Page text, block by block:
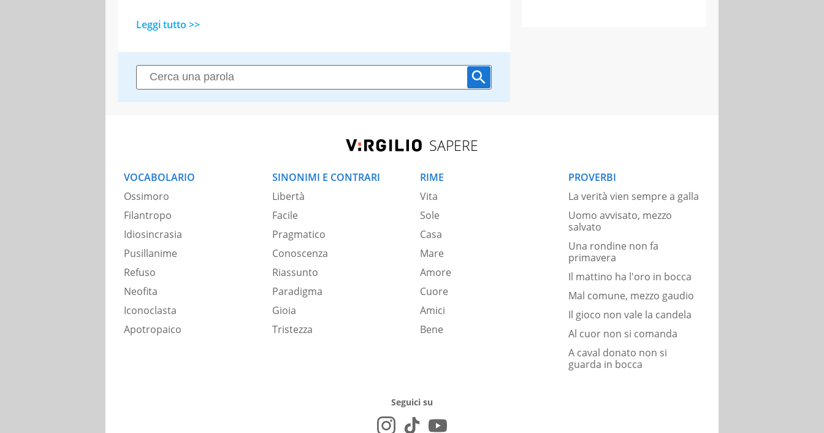
Leggi tutto >>
SAPERE
VOCABOLARIO
Ossimoro
Filantropo
Idiosincrasia
Pusillanime
Refuso
Neofita
Iconoclasta
Apotropaico
SINONIMI E CONTRARI
Libertà
Facile
Pragmatico
Conoscenza
Riassunto
Paradigma
Gioia
Tristezza
RIME
Vita
Sole
Casa
Mare
Amore
Cuore
Amici
Bene
PROVERBI
La verità vien sempre a galla
Uomo avvisato, mezzo
salvato
Una rondine non fa
primavera
Il mattino ha l'oro in bocca
Mal comune, mezzo gaudio
Il gioco non vale la candela
Al cuor non si comanda
A caval donato non si
guarda in bocca
Seguici su